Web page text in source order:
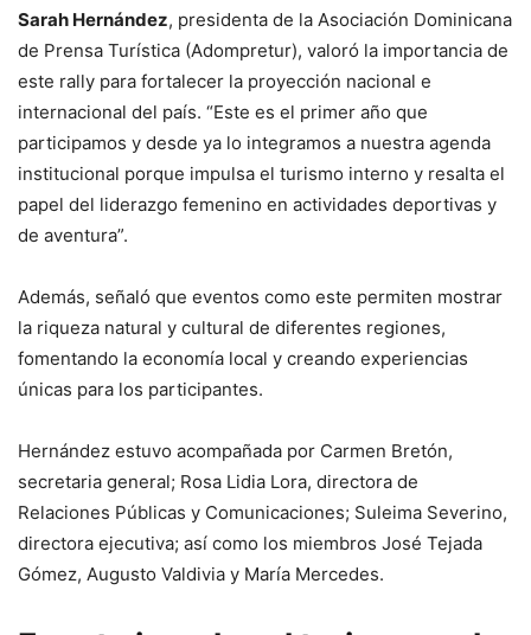
Sarah Hernández, presidenta de la Asociación Dominicana
de Prensa Turística (Adompretur), valoró la importancia de
este rally para fortalecer la proyección nacional e
internacional del país. “Este es el primer año que
participamos y desde ya lo integramos a nuestra agenda
institucional porque impulsa el turismo interno y resalta el
papel del liderazgo femenino en actividades deportivas y
de aventura”.
Además, señaló que eventos como este permiten mostrar
la riqueza natural y cultural de diferentes regiones,
fomentando la economía local y creando experiencias
únicas para los participantes.
Hernández estuvo acompañada por Carmen Bretón,
secretaria general; Rosa Lidia Lora, directora de
Relaciones Públicas y Comunicaciones; Suleima Severino,
directora ejecutiva; así como los miembros José Tejada
Gómez, Augusto Valdivia y María Mercedes.